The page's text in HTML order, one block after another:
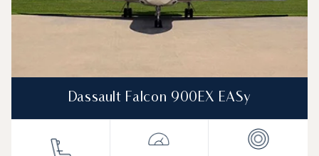
Dassault Falcon 900EX EASy